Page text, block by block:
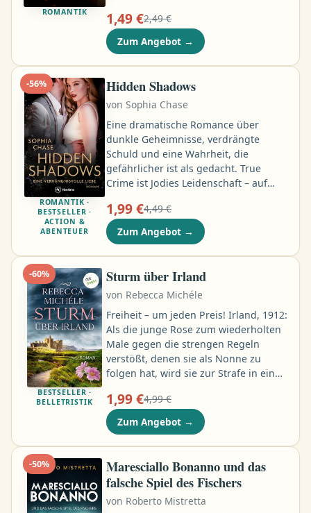
ROMANTIK
abservierte. Doch eine finanzielle
Notlage zwingt sie, Ja zu sagen. Sex
schließt sie vertraglich aus, und nach
der Hochzeitsfeier in San Sebastián ist
es nur eine Frage der Zeit, bis sie sich
wieder scheiden lassen, glaubt Mari.
Aber schon damals hat Dominico sie
wehrlos vor Liebe gemacht …
1,49 €2,49 €
Zum Angebot →
-56%
ROMANTIK ·
BESTSELLER ·
ACTION &
ABENTEUER
Hidden Shadows
von Sophia Chase
Eine dramatische Romance über
dunkle Geheimnisse, verdrängte
Schuld und eine Wahrheit, die
gefährlicher ist als gedacht. True
Crime ist Jodies Leidenschaft – auf
recherchiert ungelöste Kriminalfälle
und berichtet darüber in ihrem Kanal.
Besonders der mysteriöse Selbstmord
der jungen Alice Ramsay in den
Siebzigern zieht sie in den Bann. Jodie
ist überzeugt, dass die junge Mutter
ermordet wurde …
1,99 €4,49 €
Zum Angebot →
-60%
BESTSELLER ·
BELLETRISTIK
Sturm über Irland
von Rebecca Michéle
Freiheit – um jeden Preis! Irland, 1912:
Als die junge Rose zum wiederholten
Male gegen die strengen Regeln
verstößt, denen sie als Nonne zu
folgen hat, wird sie zur Strafe in ein
versetzt. In dessen angeschlossener
Wäscherei müssen angeblich
missratene Mädchen hart arbeiten …
doch in Wahrheit werden sie
rücksichtslos ausgebeutet und
geschlagen …
1,99 €4,99 €
Zum Angebot →
-50%
Maresciallo Bonanno und das
falsche Spiel des Fischers
von Roberto Mistretta